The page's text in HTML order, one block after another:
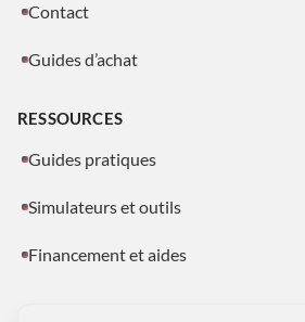
Contact
Guides d’achat
RESSOURCES
Guides pratiques
Simulateurs et outils
Financement et aides